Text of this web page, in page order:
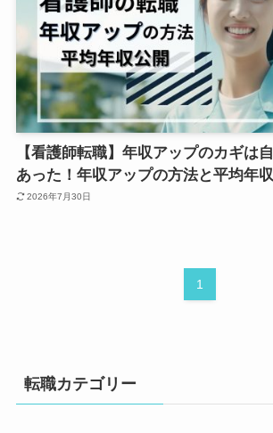
【看護師転職】年収アップのカギは
あった！年収アップの方法と平均年
2026年7月30日
1
転職カテゴリー